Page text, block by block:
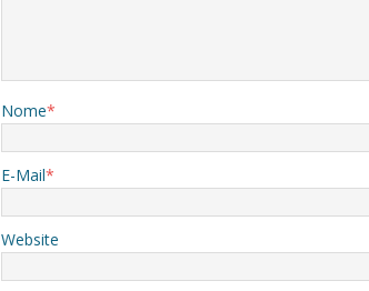
Nome*
E-Mail*
Website